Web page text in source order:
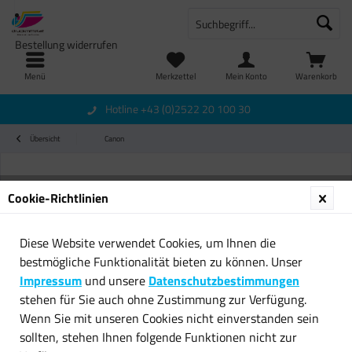
Menü Warenkorb
Merkzettel
Bestellung widerrufen
Mein Konto
Hotline +43 (0)2522 20 100 30
Übersicht Canon
Cookie-Richtlinien
Diese Website verwendet Cookies, um Ihnen die
bestmögliche Funktionalität bieten zu können. Unser
Impressum und unsere Datenschutzbestimmungen
stehen für Sie auch ohne Zustimmung zur Verfügung.
Wenn Sie mit unseren Cookies nicht einverstanden sein
sollten, stehen Ihnen folgende Funktionen nicht zur